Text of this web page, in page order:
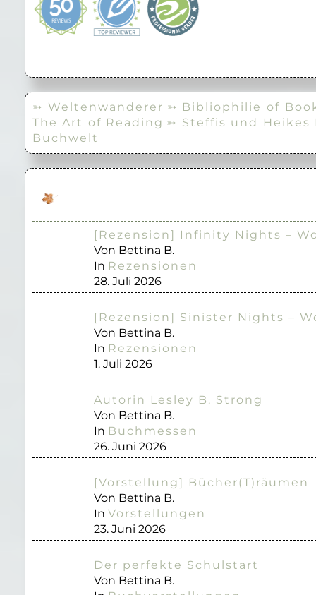
➳ Weltenwanderer ➳ Bibliophilie of
The Art of Reading ➳ Steffis und Heikes
Buchwelt
[Rezension] Infinity Nights –
Von Bettina B.
In Rezensionen
28. Juli 2026
[Rezension] Sinister Nights –
Von Bettina B.
In Rezensionen
1. Juli 2026
Autorin Lesley B. Strong
Von Bettina B.
In Buchmessen
26. Juni 2026
[Vorstellung] Bücher(T)räumen
Von Bettina B.
In Vorstellungen
23. Juni 2026
Der perfekte Schulstart
Von Bettina B.